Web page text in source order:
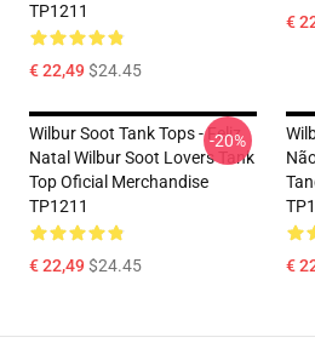
TP1211
€ 22,49$24.45
€
Wilbur Soot Tank Tops - Feliz
Natal Wilbur Soot Lovers Tank
Top Oficial Merchandise
TP1211
€ 22,49$24.45
-20%
€